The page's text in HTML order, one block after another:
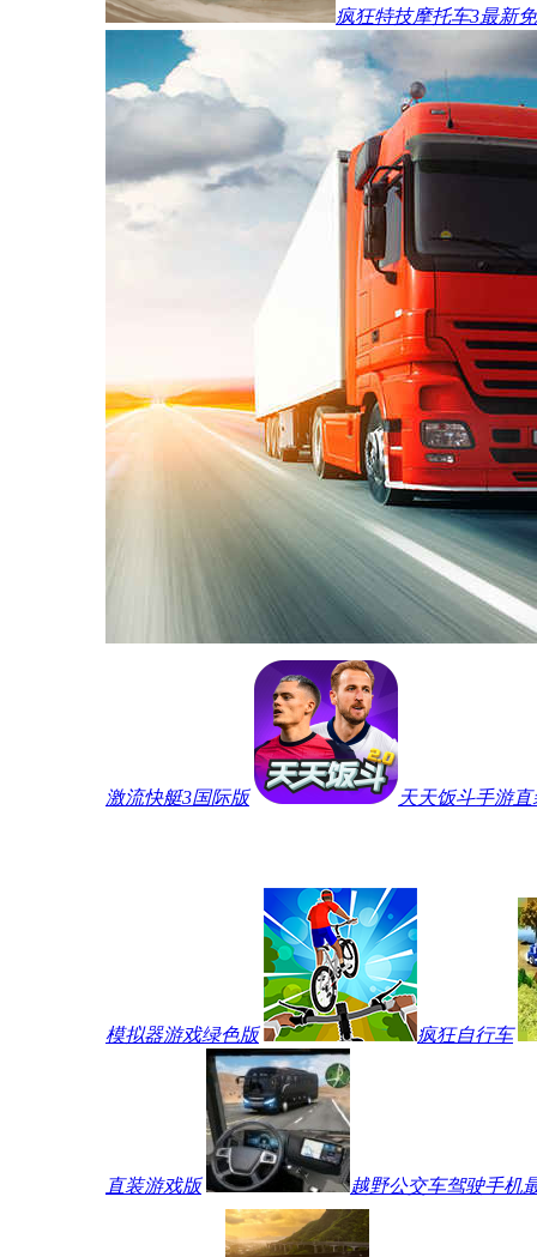
疯狂特技摩托车3最新
激流快艇3国际版 天天饭斗手游直
模拟器游戏绿色版 疯狂自行车
直装游戏版 越野公交车驾驶手机